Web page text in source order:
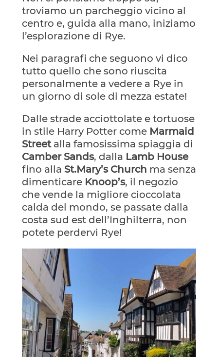
troviamo un parcheggio vicino al
centro e, guida alla mano, iniziamo
l’esplorazione di Rye.
Nei paragrafi che seguono vi dico
tutto quello che sono riuscita
personalmente a vedere a Rye in
un giorno di sole di mezza estate!
Dalle strade acciottolate e tortuose
in stile Harry Potter comeMarmaid
Streetalla famosissima spiaggia di
Camber Sands, dalla Lamb House
fino alla St.Mary’s Church ma senza
dimenticare Knoop’s, il negozio
che vende la migliore cioccolata
calda del mondo, se passate dalla
costa sud est dell’Inghilterra, non
potete perdervi Rye!